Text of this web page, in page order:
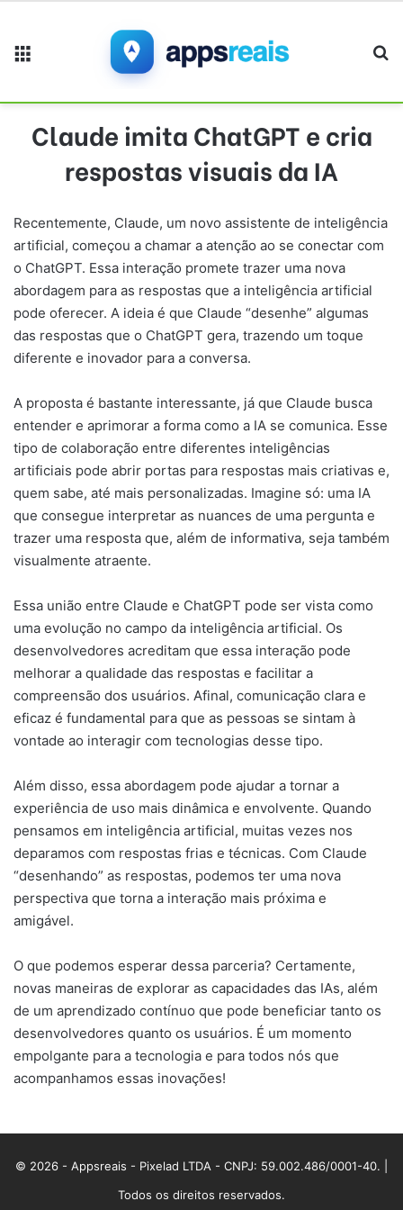
Claude imita ChatGPT e cria
respostas visuais da IA
Recentemente, Claude, um novo assistente de inteligência
artificial, começou a chamar a atenção ao se conectar com
o ChatGPT. Essa interação promete trazer uma nova
abordagem para as respostas que a inteligência artificial
pode oferecer. A ideia é que Claude “desenhe” algumas
das respostas que o ChatGPT gera, trazendo um toque
diferente e inovador para a conversa.
A proposta é bastante interessante, já que Claude busca
entender e aprimorar a forma como a IA se comunica. Esse
tipo de colaboração entre diferentes inteligências
artificiais pode abrir portas para respostas mais criativas e,
quem sabe, até mais personalizadas. Imagine só: uma IA
que consegue interpretar as nuances de uma pergunta e
trazer uma resposta que, além de informativa, seja também
visualmente atraente.
Essa união entre Claude e ChatGPT pode ser vista como
uma evolução no campo da inteligência artificial. Os
desenvolvedores acreditam que essa interação pode
melhorar a qualidade das respostas e facilitar a
compreensão dos usuários. Afinal, comunicação clara e
eficaz é fundamental para que as pessoas se sintam à
vontade ao interagir com tecnologias desse tipo.
Além disso, essa abordagem pode ajudar a tornar a
experiência de uso mais dinâmica e envolvente. Quando
pensamos em inteligência artificial, muitas vezes nos
deparamos com respostas frias e técnicas. Com Claude
“desenhando” as respostas, podemos ter uma nova
perspectiva que torna a interação mais próxima e
amigável.
O que podemos esperar dessa parceria? Certamente,
novas maneiras de explorar as capacidades das IAs, além
de um aprendizado contínuo que pode beneficiar tanto os
desenvolvedores quanto os usuários. É um momento
empolgante para a tecnologia e para todos nós que
acompanhamos essas inovações!
© 2026 - Appsreais - Pixelad LTDA - CNPJ: 59.002.486/0001-40. |
Todos os direitos reservados.